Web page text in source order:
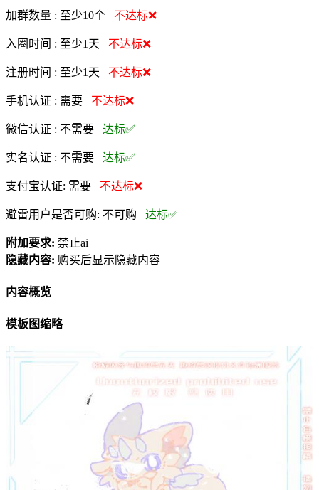
加群数量 : 至少10个 不达标❌
入圈时间 : 至少1天 不达标❌
注册时间 : 至少1天 不达标❌
手机认证 : 需要 不达标❌
微信认证 : 不需要 达标✅
实名认证 : 不需要 达标✅
支付宝认证: 需要 不达标❌
避雷用户是否可购: 不可购 达标✅
附加要求: 禁止ai
隐藏内容: 购买后显示隐藏内容
内容概览
模板图缩略